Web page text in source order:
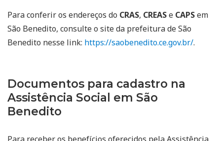
Para conferir os endereços do CRAS, CREASe CAPSem
São Benedito, consulte o site da prefeitura de São
Benedito nesse link: https://saobenedito.ce.gov.br/.
Documentos para cadastro na
Assistência Social em São
Benedito